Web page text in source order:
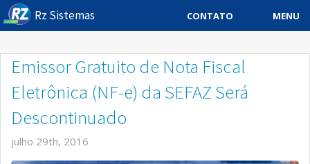
Rz Sistemas CONTATO MENU
Downloads
Emissor Gratuito de Nota Fiscal
Eletrônica (NF-e) da SEFAZ Será
Descontinuado
julho 29th, 2016